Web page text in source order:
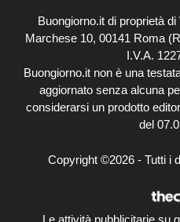
Buongiorno.it di proprietà
Marchese 10, 00141 Roma
I.V.A.
Buongiorno.it non è una
aggiornato senza alcuna
considerarsi un prodotto
del
Copyright ©2026 - Tutti i
Le attività pubblicitarie su